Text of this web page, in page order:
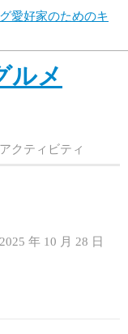
愛好家のためのキ
ルメ
アクティビティ
2025 年 10 月 28 日